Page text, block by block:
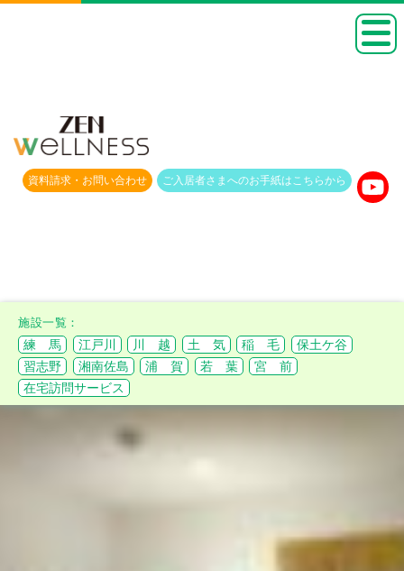
資料請求・ お問い合わせ ご入居者さまへのお手紙はこちらから
練 馬 江戸川 川 越 土 気 稲 毛
保土ケ谷
習志野
湘南佐島 浦 賀 若 葉
宮 前
在宅訪問サービス